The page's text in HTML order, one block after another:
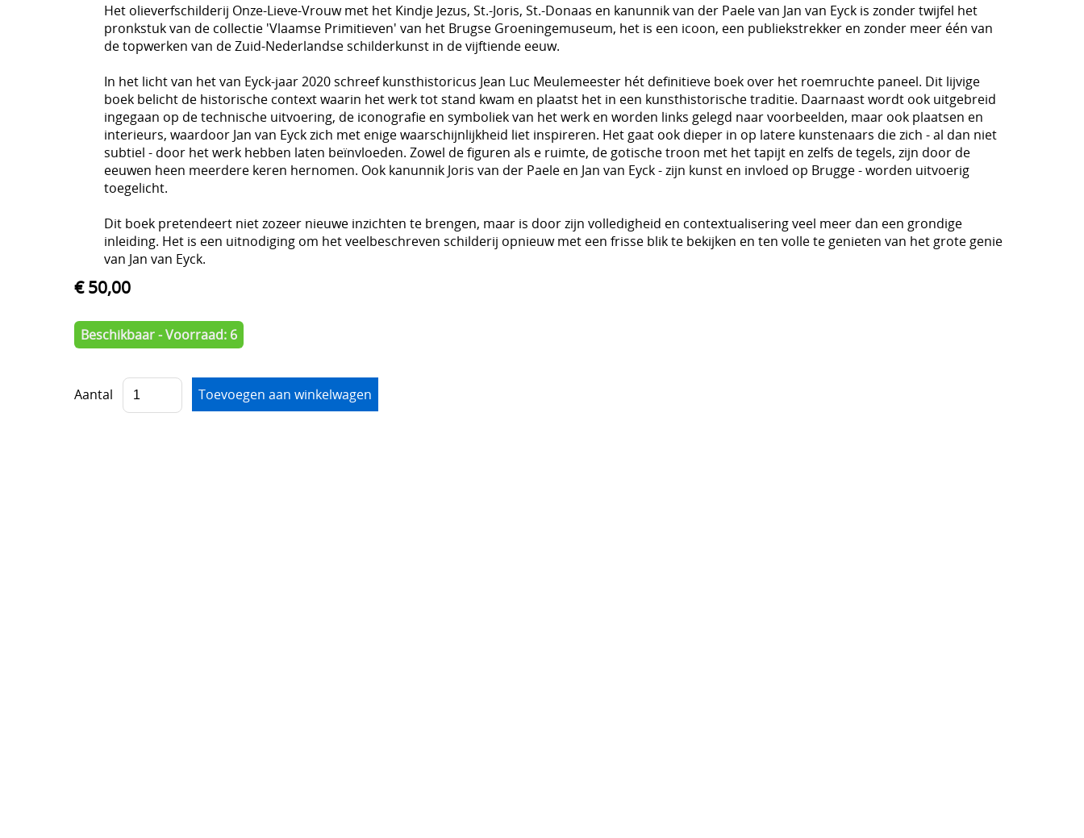
Het olieverfschilderij Onze-Lieve-Vrouw met het Kindje Jezus, St.-Joris, St.-Donaas en kanunnik van der Paele van Jan van Eyck is zonder twijfel het
pronkstuk van de collectie 'Vlaamse Primitieven' van het Brugse Groeningemuseum, het is een icoon, een publiekstrekker en zonder meer één van
de topwerken van de Zuid-Nederlandse schilderkunst in de vijftiende eeuw.
In het licht van het van Eyck-jaar 2020 schreef kunsthistoricus Jean Luc Meulemeester hét definitieve boek over het roemruchte paneel. Dit lijvige
boek belicht de historische context waarin het werk tot stand kwam en plaatst het in een kunsthistorische traditie. Daarnaast wordt ook uitgebreid
ingegaan op de technische uitvoering, de iconografie en symboliek van het werk en worden links gelegd naar voorbeelden, maar ook plaatsen en
interieurs, waardoor Jan van Eyck zich met enige waarschijnlijkheid liet inspireren. Het gaat ook dieper in op latere kunstenaars die zich - al dan niet
subtiel - door het werk hebben laten beïnvloeden. Zowel de figuren als e ruimte, de gotische troon met het tapijt en zelfs de tegels, zijn door de
eeuwen heen meerdere keren hernomen. Ook kanunnik Joris van der Paele en Jan van Eyck - zijn kunst en invloed op Brugge - worden uitvoerig
toegelicht.
Dit boek pretendeert niet zozeer nieuwe inzichten te brengen, maar is door zijn volledigheid en contextualisering veel meer dan een grondige
inleiding. Het is een uitnodiging om het veelbeschreven schilderij opnieuw met een frisse blik te bekijken en ten volle te genieten van het grote genie
van Jan van Eyck.
€ 50,00
Beschikbaar - Voorraad: 6
Aantal